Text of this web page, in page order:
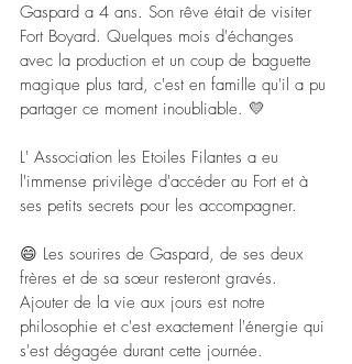
Gaspard a 4 ans. Son rêve était de visiter
Fort Boyard. Quelques mois d'échanges
avec la production et un coup de baguette
magique plus tard, c'est en famille qu'il a pu
partager ce moment inoubliable. 💛
L' Association les Etoiles Filantes a eu
l'immense privilège d'accéder au Fort et à
ses petits secrets pour les accompagner.
😄 Les sourires de Gaspard, de ses deux
frères et de sa sœur resteront gravés.
Ajouter de la vie aux jours est notre
philosophie et c'est exactement l'énergie qui
s'est dégagée durant cette journée.